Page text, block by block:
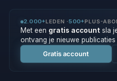
2.000+LEDEN ·500+PLUS-
Met een gratis account sla
ontvang je nieuwe publicaties
Gratis account